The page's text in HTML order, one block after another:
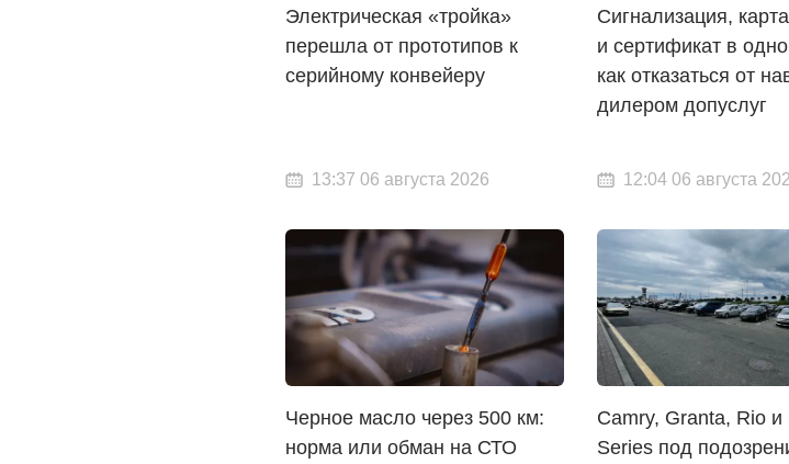
Электрическая «тройка»
перешла от прототипов к
серийному конвейеру
13:37 06 августа 2026
Сигнализация,
и сертификат в
как отказаться от
дилером допуслуг
12:04 06 августа
Черное масло через 500 км:
норма или обман на СТО
Camry, Granta, Rio и
Series под